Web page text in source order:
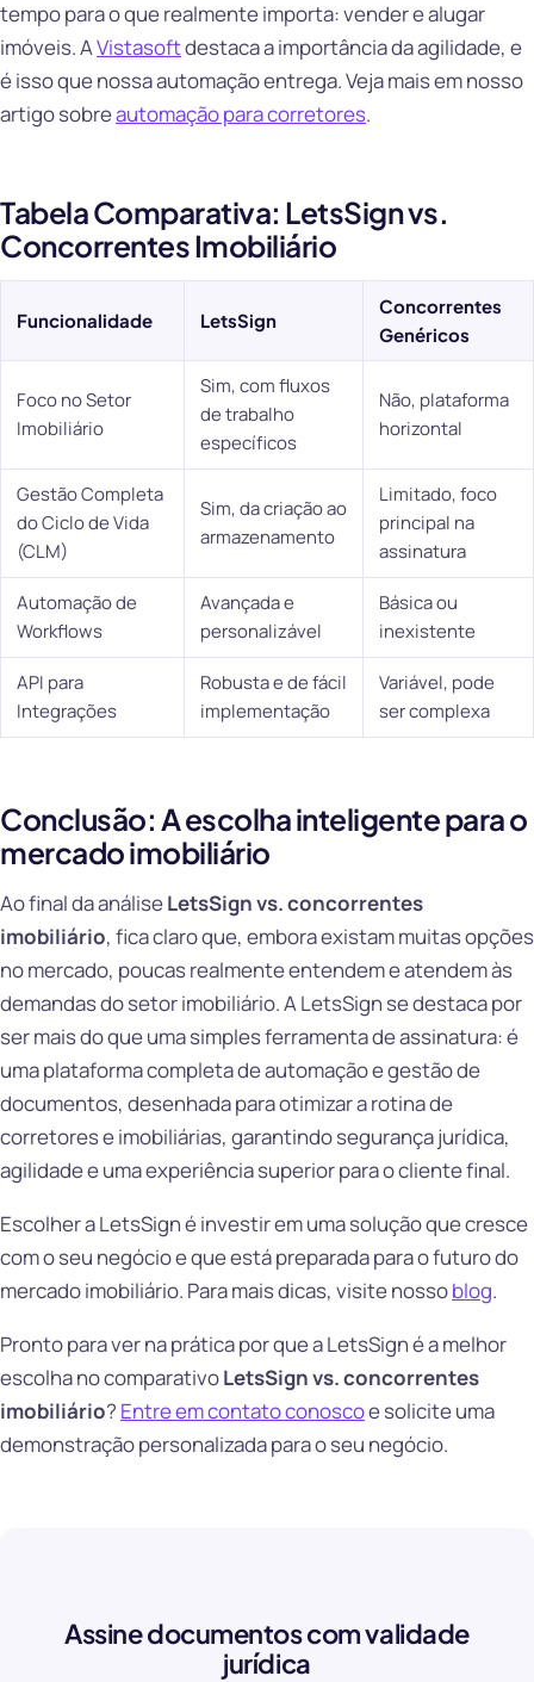
tempo para o que realmente importa: vender e alugar
imóveis. AVistasoftdestaca a importância da agilidade, e
é isso que nossa automação entrega. Veja mais em nosso
artigo sobreautomação para corretores.
Tabela Comparativa: LetsSign vs.
Concorrentes Imobiliário
Funcionalidade LetsSign
Concorrentes
Genéricos
Foco no Setor
Imobiliário
Sim, com fluxos
de trabalho
específicos
Não, plataforma
horizontal
Gestão Completa
do Ciclo de Vida
(CLM)
Sim, da criação ao
armazenamento
Limitado, foco
principal na
assinatura
Automação de
Workflows
Avançada e
personalizável
Básica ou
inexistente
API para
Integrações
Robusta e de fácil
implementação
Variável, pode
ser complexa
Conclusão: A escolha inteligente para o
mercado imobiliário
Ao final da análiseLetsSign vs. concorrentes
imobiliário, fica claro que, embora existam muitas opções
no mercado, poucas realmente entendem e atendem às
demandas do setor imobiliário. A LetsSign se destaca por
ser mais do que uma simples ferramenta de assinatura: é
uma plataforma completa de automação e gestão de
documentos, desenhada para otimizar a rotina de
corretores e imobiliárias, garantindo segurança jurídica,
agilidade e uma experiência superior para o cliente final.
Escolher a LetsSign é investir em uma solução que cresce
com o seu negócio e que está preparada para o futuro do
mercado imobiliário. Para mais dicas, visite nossoblog.
Pronto para ver na prática por que a LetsSign é a melhor
escolha no comparativoLetsSign vs. concorrentes
imobiliário? Entre em contato conoscoe solicite uma
demonstração personalizada para o seu negócio.
Assine documentos com validade
jurídica